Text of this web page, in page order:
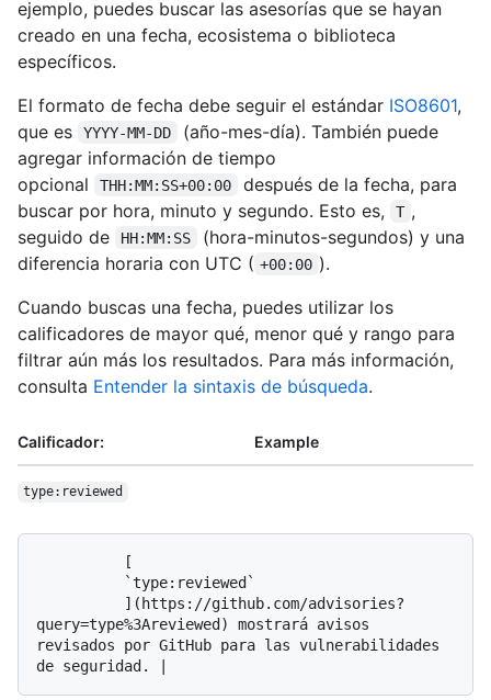
ejemplo, puedes buscar las asesorías que se hayan
creado en una fecha, ecosistema o biblioteca
específicos.
El formato de fecha debe seguir el estándar ISO8601,
que es
YYYY-MM-DD
(año-mes-día). También puede
agregar información de tiempo
opcional
THH:MM:SS+00:00
después de la fecha, para
buscar por hora, minuto y segundo. Esto es,
T ,
seguido de
HH:MM:SS
(hora-minutos-segundos) y una
diferencia horaria con UTC ( +00:00 ).
Cuando buscas una fecha, puedes utilizar los
calificadores de mayor qué, menor qué y rango para
filtrar aún más los resultados. Para más información,
consulta Entender la sintaxis de búsqueda.
Calificador: Example
type:reviewed
query=type%3Areviewed) mostrará avisos
revisados por GitHub para las vulnerabilidades